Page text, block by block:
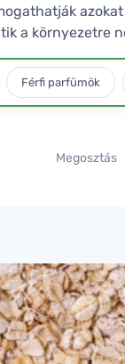
a környezetre
Férfi parfümök
Megosztás